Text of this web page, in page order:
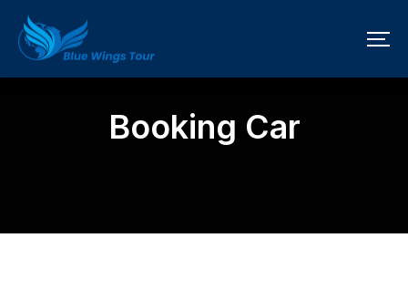
Booking Car